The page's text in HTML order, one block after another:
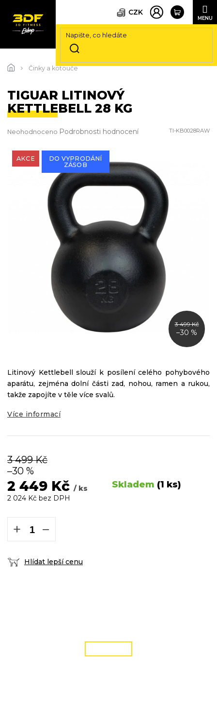
na
CZK
Činky a kotouče
TIGUAR LITINOVÝ
KETTLEBELL 28 KG
TI-KB0028RAW
Průměrné
produktu
0,0
Neohodnoceno Podrobnosti hodnocení
AKCE
DO VYPRODÁNÍ
ZÁSOB
3 499 Kč
–30 %
3 499 Kč
–30 %
2 449 Kč / ks Skladem (1 ks)
2 024 Kč bez DPH
+ −
Hlídat lepší cenu
Litinový Kettlebell slouží k posílení celého pohybového
aparátu, zejména dolní části zad, nohou, ramen a rukou,
takže zapojíte v těle více svalů.
Více informací